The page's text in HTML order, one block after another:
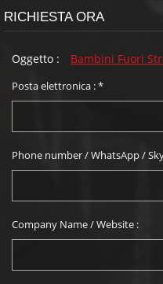
RICHIESTA ORA
Oggetto : Bambini Fuori
Posta elettronica :*
Phone number / WhatsApp /
Company Name / Website :